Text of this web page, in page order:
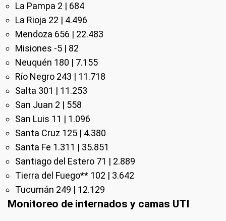
La Pampa 2 | 684
La Rioja 22 | 4.496
Mendoza 656 | 22.483
Misiones -5 | 82
Neuquén 180 | 7.155
Río Negro 243 | 11.718
Salta 301 | 11.253
San Juan 2 | 558
San Luis 11 | 1.096
Santa Cruz 125 | 4.380
Santa Fe 1.311 | 35.851
Santiago del Estero 71 | 2.889
Tierra del Fuego** 102 | 3.642
Tucumán 249 | 12.129
Monitoreo de internados y camas UTI